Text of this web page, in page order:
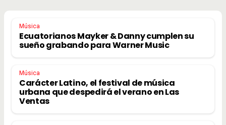
Música
Ecuatorianos Mayker & Danny cumplen su
sueño grabando para Warner Music
Música
Carácter Latino, el festival de música
urbana que despedirá el verano en Las
Ventas